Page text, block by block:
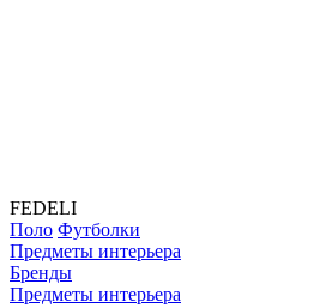
FEDELI
Поло Футболки
Предметы интерьера
Бренды
Предметы интерьера